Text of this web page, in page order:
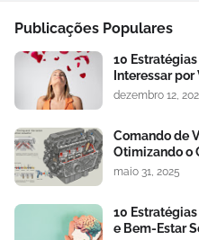
Publicações Populares
10
Interessar
dezembro 12,
Comando de
Otimizando o
maio 31, 2025
10
e Bem-Estar